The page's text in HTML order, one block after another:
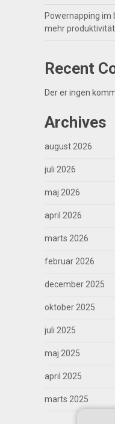
Powernapping im
mehr produktivität
Recent
Der er ingen
Archives
august 2026
juli 2026
maj 2026
april 2026
marts 2026
februar 2026
december 2025
oktober 2025
juli 2025
maj 2025
april 2025
marts 2025